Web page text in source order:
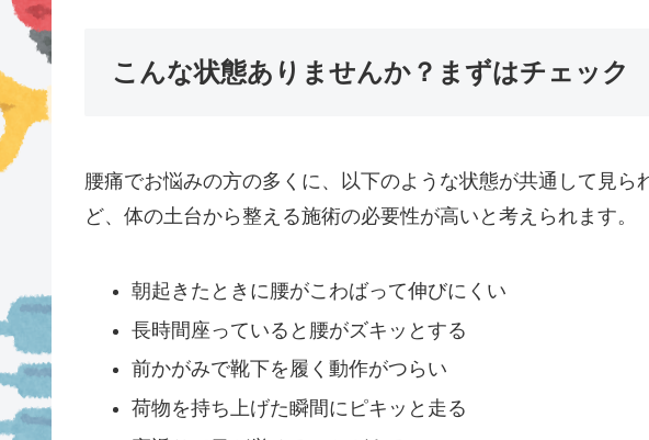
こんな状態ありませんか？まずはチェック
腰痛でお悩みの方の多くに、以下のような状態が共通して見ら
ど、体の土台から整える施術の必要性が高いと考えられます。
朝起きたときに腰がこわばって伸びにくい
長時間座っていると腰がズキッとする
前かがみで靴下を履く動作がつらい
荷物を持ち上げた瞬間にピキッと走る